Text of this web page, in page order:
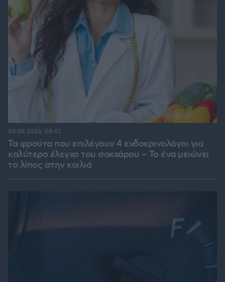
Τα φρούτα που επιλέγουν 4 ενδοκρινολόγοι για
καλύτερο έλεγχο του σακχάρου – Το ένα μειώνει
το λίπος στην κοιλιά
06.08.2026, 08:01